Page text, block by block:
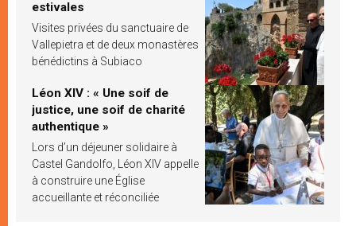
estivales
Visites privées du sanctuaire de
Vallepietra et de deux monastères
bénédictins à Subiaco
Léon XIV : « Une soif de
justice, une soif de charité
authentique »
Lors d’un déjeuner solidaire à
Castel Gandolfo, Léon XIV appelle
à construire une Église
accueillante et réconciliée